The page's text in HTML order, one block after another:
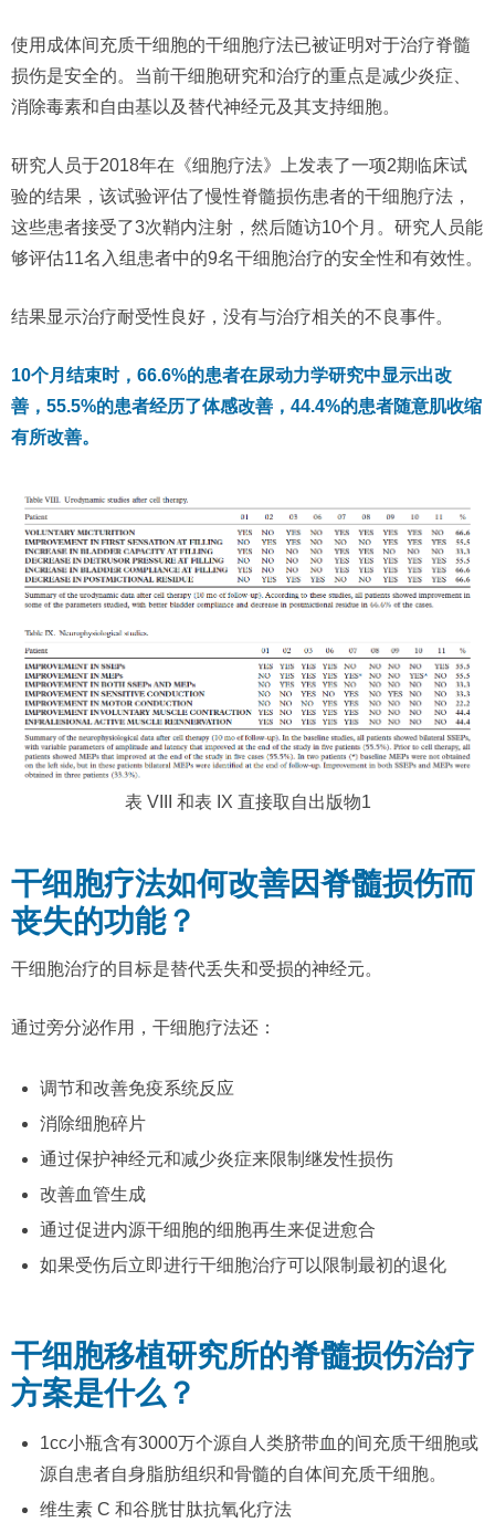
使用成体间充质干细胞的干细胞疗法已被证明对于治疗脊髓
损伤是安全的。当前干细胞研究和治疗的重点是减少炎症、
消除毒素和自由基以及替代神经元及其支持细胞。
研究人员于2018年在《细胞疗法》上发表了一项2期临床试
验的结果，该试验评估了慢性脊髓损伤患者的干细胞疗法，
这些患者接受了3次鞘内注射，然后随访10个月。研究人员能
够评估11名入组患者中的9名干细胞治疗的安全性和有效性。
结果显示治疗耐受性良好，没有与治疗相关的不良事件。
10个月结束时，66.6%的患者在尿动力学研究中显示出改
善，55.5%的患者经历了体感改善，​​44.4%的患者随意肌收缩
有所改善。
表 VIII 和表 IX 直接取自出版物1
干细胞疗法如何改善因脊髓损伤而
丧失的功能？
干细胞治疗的目标是替代丢失和受损的神经元。
通过旁分泌作用，干细胞疗法还：
调节和改善免疫系统反应
消除细胞碎片
通过保护神经元和减少炎症来限制继发性损伤
改善血管生成
通过促进内源干细胞的细胞再生来促进愈合
如果受伤后立即进行干细胞治疗可以限制最初的退化
干细胞移植研究所的脊髓损伤治疗
方案是什么？
1cc小瓶含有3000万个源自人类脐带血的间充质干细胞或
源自患者自身脂肪组织和骨髓的自体间充质干细胞。
维生素 C 和谷胱甘肽抗氧化疗法